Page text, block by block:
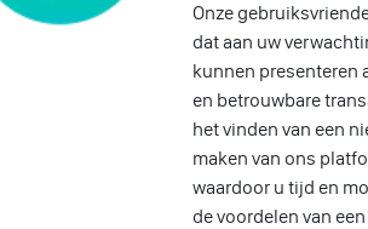
Onze
dat aan uw
kunnen presenteren
en betrouwbare
het vinden van een
maken van ons
waardoor u tijd en
de voordelen van